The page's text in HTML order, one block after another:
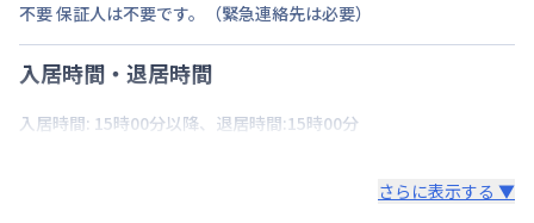
不要 保証人は不要です。（緊急連絡先は必要）
入居時間・退居時間
入居時間: 15時00分以降、退居時間:15時00分
さらに表示する ▼